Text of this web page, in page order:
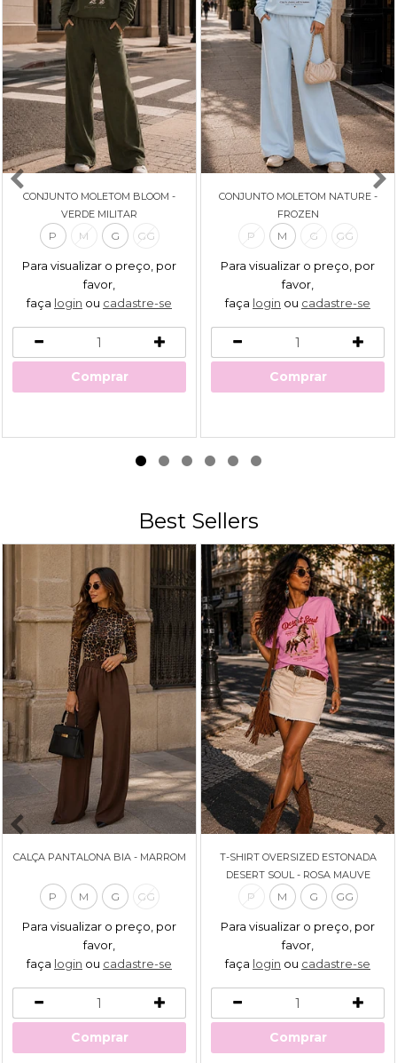
CONJUNTO MOLETOM BLOOM -
VERDE MILITAR
P M G GG
Para visualizar o preço, por
favor,
faça login ou cadastre-se
Comprar
CONJUNTO MOLETOM NATURE -
FROZEN
P M G GG
Para visualizar o preço, por
favor,
faça login ou cadastre-se
Comprar
Best Sellers
CALÇA PANTALONA BIA - MARROM
P M G GG
Para visualizar o preço, por
favor,
faça login ou cadastre-se
Comprar
T-SHIRT OVERSIZED ESTONADA
DESERT SOUL - ROSA MAUVE
P M G GG
Para visualizar o preço, por
favor,
faça login ou cadastre-se
Comprar